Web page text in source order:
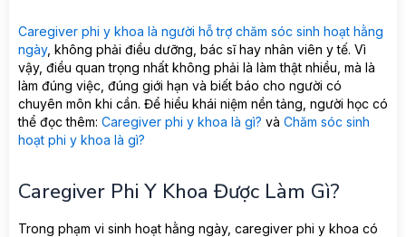
Caregiver phi y khoa là người hỗ trợ chăm sóc sinh hoạt hằng
ngày, không phải điều dưỡng, bác sĩ hay nhân viên y tế. Vì
vậy, điều quan trọng nhất không phải là làm thật nhiều, mà là
làm đúng việc, đúng giới hạn và biết báo cho người có
chuyên môn khi cần. Để hiểu khái niệm nền tảng, người học có
thể đọc thêm: Caregiver phi y khoa là gì? và Chăm sóc sinh
hoạt phi y khoa là gì?
Caregiver Phi Y Khoa Được Làm Gì?
Trong phạm vi sinh hoạt hằng ngày, caregiver phi y khoa có